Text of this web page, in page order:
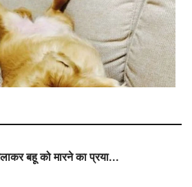
बहू को मारने का प्रया...